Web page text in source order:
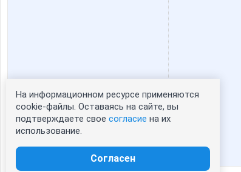
Статистика портрета:
сейчас просматривают портрет - 0
зарегистрированные пользователи
На информационном ресурсе применяются
cookie-файлы. Оставаясь на сайте, вы
подтверждаете свое согласие на их
использование.
Согласен